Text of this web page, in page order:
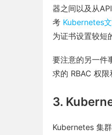
器之间以及从
考 Kubernetes
为证书设置较短
要注意的另一件
求的 RBAC 权限
3.
Kubernetes 集